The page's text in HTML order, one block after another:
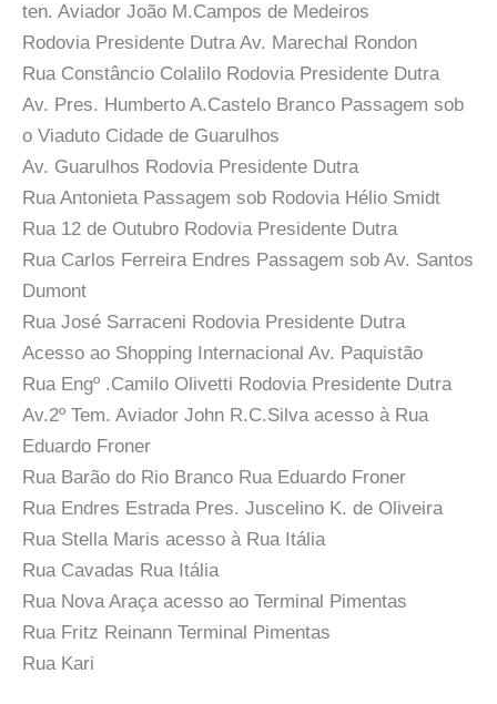
ten. Aviador João M.Campos de Medeiros
Rodovia Presidente Dutra Av. Marechal Rondon
Rua Constâncio Colalilo Rodovia Presidente Dutra
Av. Pres. Humberto A.Castelo Branco Passagem sob
o Viaduto Cidade de Guarulhos
Av. Guarulhos Rodovia Presidente Dutra
Rua Antonieta Passagem sob Rodovia Hélio Smidt
Rua 12 de Outubro Rodovia Presidente Dutra
Rua Carlos Ferreira Endres Passagem sob Av. Santos
Dumont
Rua José Sarraceni Rodovia Presidente Dutra
Acesso ao Shopping Internacional Av. Paquistão
Rua Engº .Camilo Olivetti Rodovia Presidente Dutra
Av.2º Tem. Aviador John R.C.Silva acesso à Rua
Eduardo Froner
Rua Barão do Rio Branco Rua Eduardo Froner
Rua Endres Estrada Pres. Juscelino K. de Oliveira
Rua Stella Maris acesso à Rua Itália
Rua Cavadas Rua Itália
Rua Nova Araça acesso ao Terminal Pimentas
Rua Fritz Reinann Terminal Pimentas
Rua Kari